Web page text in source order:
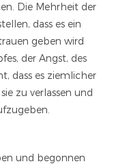
Die Mehrheit der
dass es ein
geben wird
der Angst, des
dass es ziemlicher
zu verlassen und
und begonnen